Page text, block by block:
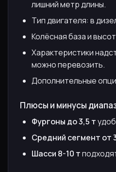
лишний метр длины.
Тип двигателя: в
Колёсная база и
Характеристики
можно перевозить.
Дополнительные
Плюсы и минусы
Фургоны до 3,5 т
Средний сегмент от
Шасси 8-10 т